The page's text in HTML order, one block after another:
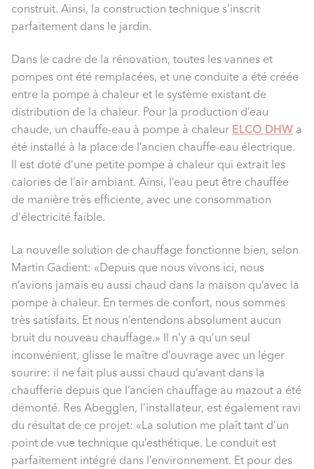
construit. Ainsi, la construction technique s’inscrit
parfaitement dans le jardin.
Dans le cadre de la rénovation, toutes les vannes et
pompes ont été remplacées, et une conduite a été créée
entre la pompe à chaleur et le système existant de
distribution de la chaleur. Pour la production d’eau
chaude, un chauffe-eau à pompe à chaleur ELCO DHW a
été installé à la place de l’ancien chauffe-eau électrique.
Il est doté d’une petite pompe à chaleur qui extrait les
calories de l’air ambiant. Ainsi, l’eau peut être chauffée
de manière très efficiente, avec une consommation
d’électricité faible.
La nouvelle solution de chauffage fonctionne bien, selon
Martin Gadient: «Depuis que nous vivons ici, nous
n’avions jamais eu aussi chaud dans la maison qu’avec la
pompe à chaleur. En termes de confort, nous sommes
très satisfaits. Et nous n’entendons absolument aucun
bruit du nouveau chauffage.» Il n’y a qu’un seul
inconvénient, glisse le maître d’ouvrage avec un léger
sourire: il ne fait plus aussi chaud qu’avant dans la
chaufferie depuis que l’ancien chauffage au mazout a été
démonté. Res Abegglen, l’installateur, est également ravi
du résultat de ce projet: «La solution me plaît tant d’un
point de vue technique qu’esthétique. Le conduit est
parfaitement intégré dans l’environnement. Et pour des